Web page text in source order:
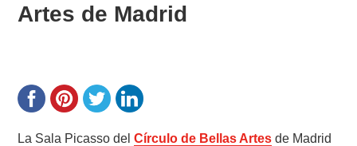
Artes de Madrid
La Sala Picasso delCírculo de Bellas Artes de Madrid